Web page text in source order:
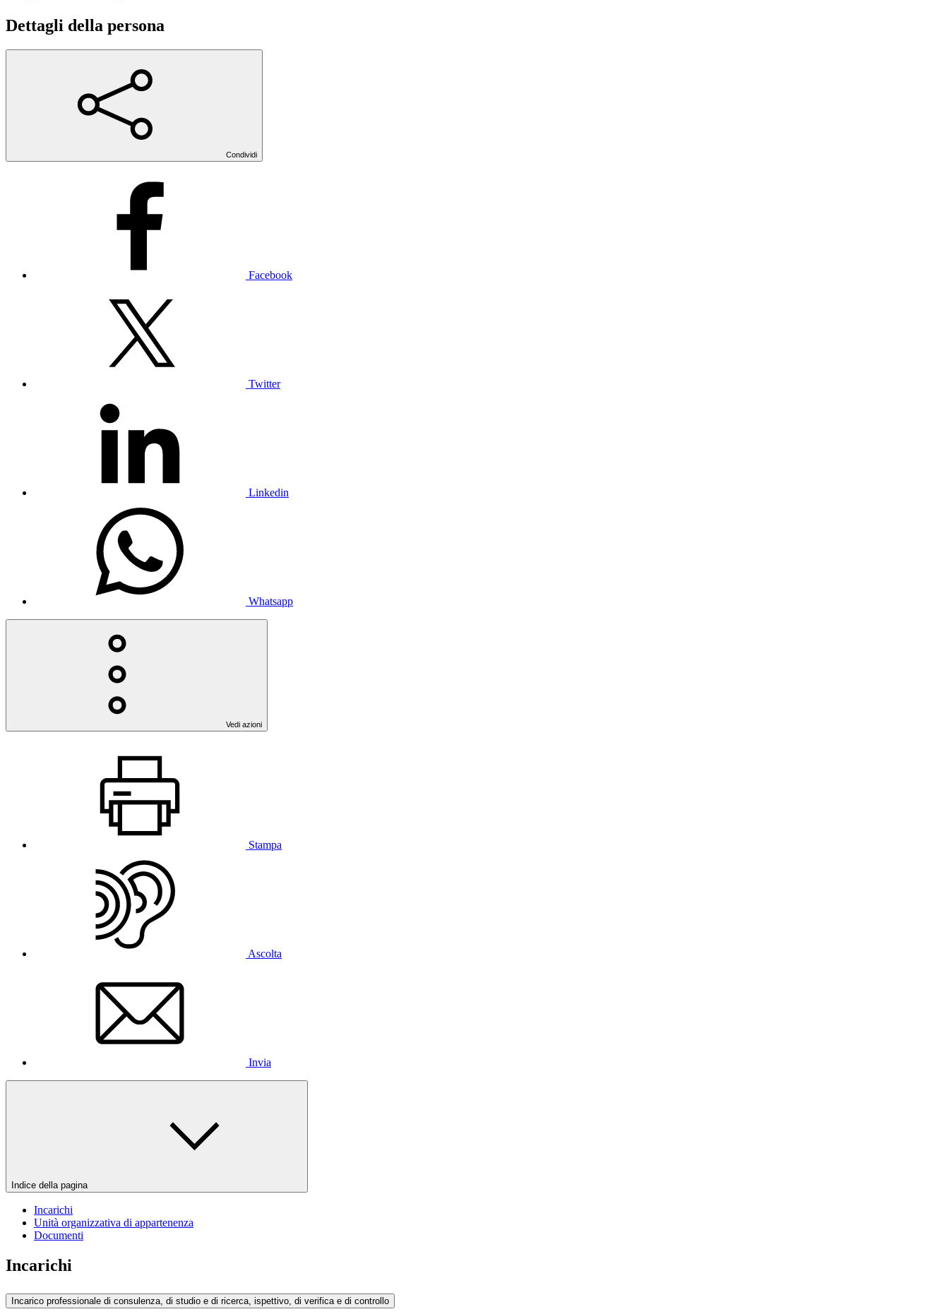
Dettagli della persona
Condividi
Facebook
Twitter
Linkedin
Whatsapp
Vedi azioni
Stampa
Ascolta
Invia
Indice della pagina
Incarichi
Unità organizzativa di appartenenza
Documenti
Incarichi
Incarico professionale di consulenza, di studio e di ricerca, ispettivo, di verifica e di controllo